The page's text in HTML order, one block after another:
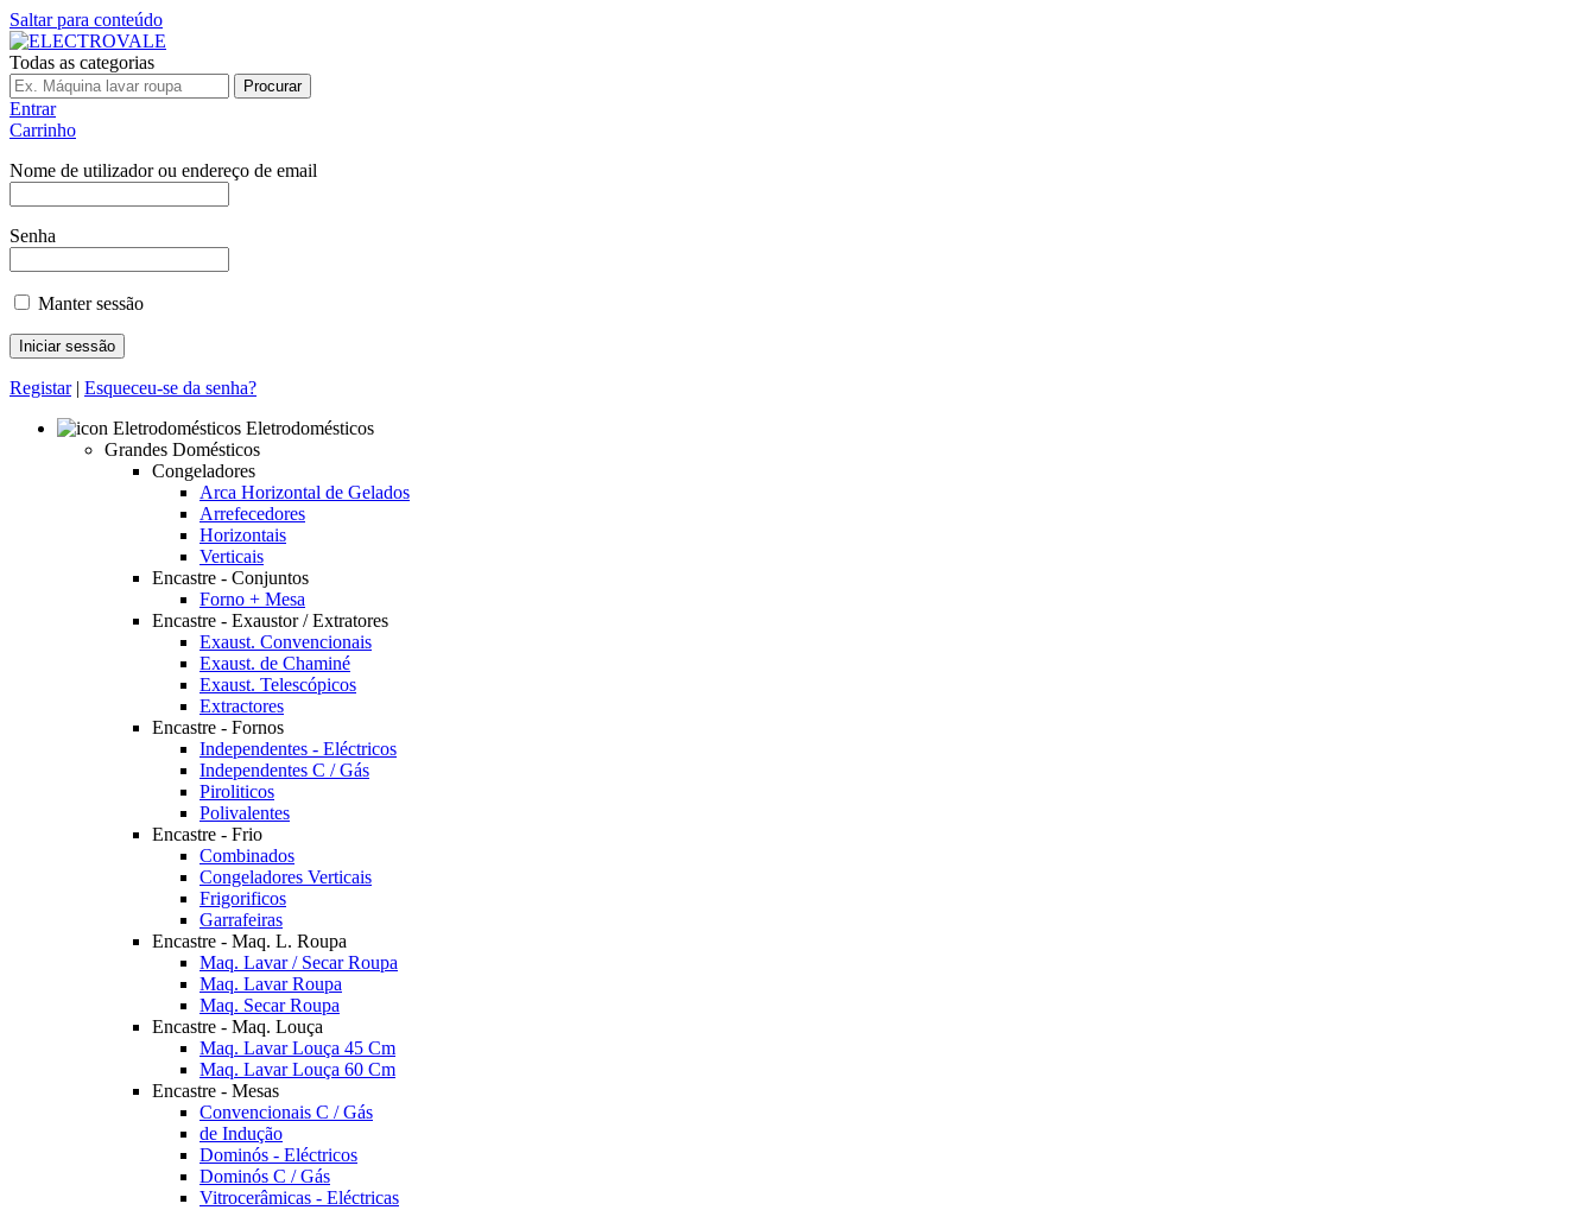
Saltar para conteúdo
Todas as categorias
Procurar
Entrar
Carrinho
Nome de utilizador ou endereço de email
Senha
Manter sessão
Registar| Esqueceu-se da senha?
Eletrodomésticos
Grandes Domésticos
Congeladores
Arca Horizontal de Gelados
Arrefecedores
Horizontais
Verticais
Encastre - Conjuntos
Forno + Mesa
Encastre - Exaustor / Extratores
Exaust. Convencionais
Exaust. de Chaminé
Exaust. Telescópicos
Extractores
Encastre - Fornos
Independentes - Eléctricos
Independentes C / Gás
Piroliticos
Polivalentes
Encastre - Frio
Combinados
Congeladores Verticais
Frigorificos
Garrafeiras
Encastre - Maq. L. Roupa
Maq. Lavar / Secar Roupa
Maq. Lavar Roupa
Maq. Secar Roupa
Encastre - Maq. Louça
Maq. Lavar Louça 45 Cm
Maq. Lavar Louça 60 Cm
Encastre - Mesas
Convencionais C / Gás
de Indução
Dominós - Eléctricos
Dominós C / Gás
Vitrocerâmicas - Eléctricas